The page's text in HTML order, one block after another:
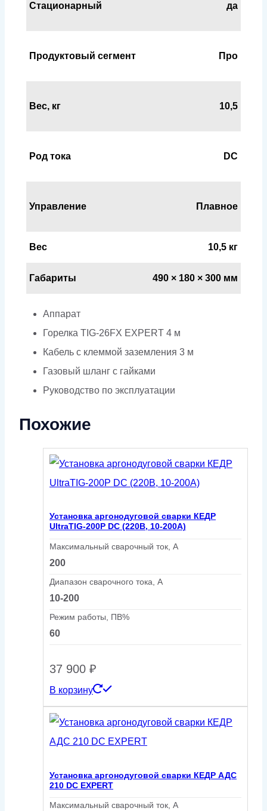
Стационарный да
Продуктовый сегмент Про
Вес, кг 10,5
Род тока DC
Управление Плавное
Вес 10,5 кг
Габариты 490 × 180 × 300 мм
Аппарат
Горелка TIG-26FX EXPERT 4 м
Кабель с клеммой заземления 3 м
Газовый шланг с гайками
Руководство по эксплуатации
Похожие
Установка аргонодуговой сварки КЕДР
UltraTIG-200P DC (220В, 10-200А)
Максимальный сварочный ток, А
200
Диапазон сварочного тока, А
10-200
Режим работы, ПВ%
60
37 900 ₽
В корзину
Установка аргонодуговой сварки КЕДР АДС
210 DC EXPERT
Максимальный сварочный ток, А